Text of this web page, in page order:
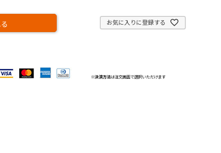
お気に入りに登録する
※決済方法は注文画面で選択いただけます